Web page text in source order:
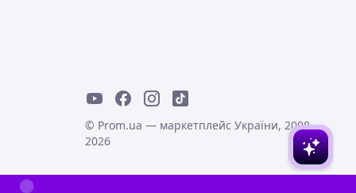
© Prom.ua — маркетплейс України, 2008-
2026